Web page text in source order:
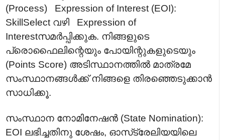
(Process) Expression of Interest (EOI):
SkillSelect വഴി Expression of
Interestസമർപ്പിക്കുക. നിങ്ങളുടെ
പ്രൊഫൈലിന്റെയും പോയിന്റുകളുടെയും
(Points Score) അടിസ്ഥാനത്തിൽ മാത്രമേ
സംസ്ഥാനങ്ങൾക്ക് നിങ്ങളെ തിരഞ്ഞെടുക്കാൻ
സാധിക്കൂ.
സംസ്ഥാന നോമിനേഷൻ (State Nomination):
EOI ലഭിച്ചതിനു ശേഷം, ഓസ്‌ട്രേലിയയിലെ